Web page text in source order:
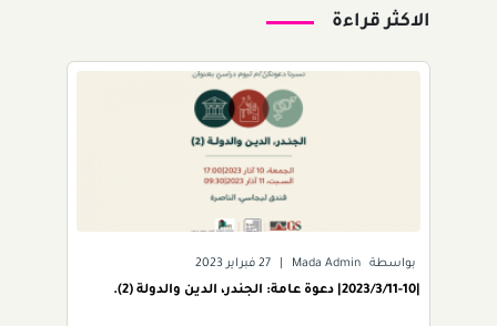
الاكثر قراءة
بواسطة Mada Admin 27 فبراير 2023